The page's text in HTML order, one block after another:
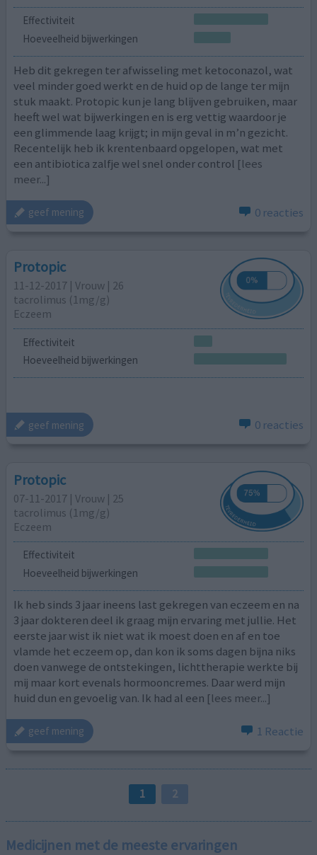
Effectiviteit
Hoeveelheid bijwerkingen
Heb dit gekregen ter afwisseling met ketoconazol, wat
veel minder goed werkt en de huid op de lange ter mijn
stuk maakt. Protopic kun je lang blijven gebruiken, maar
heeft wel wat bijwerkingen en is erg vettig waardoor je
een glimmende laag krijgt; in mijn geval in m’n gezicht.
Recentelijk heb ik krentenbaard opgelopen, wat met
een antibiotica zalfje wel snel onder control [lees
meer...]
geef mening 0 reacties
Protopic
11-12-2017 | Vrouw | 26
tacrolimus (1mg/g)
Eczeem
Effectiviteit
Hoeveelheid bijwerkingen
geef mening 0 reacties
Protopic
07-11-2017 | Vrouw | 25
tacrolimus (1mg/g)
Eczeem
Effectiviteit
Hoeveelheid bijwerkingen
Ik heb sinds 3 jaar ineens last gekregen van eczeem en na
3 jaar dokteren deel ik graag mijn ervaring met jullie. Het
eerste jaar wist ik niet wat ik moest doen en af en toe
vlamde het eczeem op, dan kon ik soms dagen bijna niks
doen vanwege de ontstekingen, lichttherapie werkte bij
mij maar kort evenals hormooncremes. Daar werd mijn
huid dun en gevoelig van. Ik had al een [lees meer...]
geef mening 1 Reactie
1 2
Medicijnen met de meeste ervaringen